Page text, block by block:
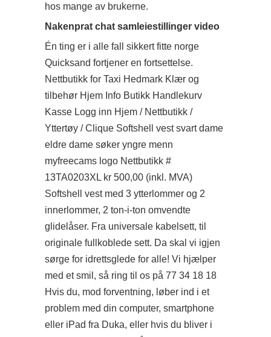
hos mange av brukerne.
Nakenprat chat samleiestillinger video
Én ting er i alle fall sikkert fitte norge
Quicksand fortjener en fortsettelse.
Nettbutikk for Taxi Hedmark Klær og
tilbehør Hjem Info Butikk Handlekurv
Kasse Logg inn Hjem / Nettbutikk /
Yttertøy / Clique Softshell vest svart dame
eldre dame søker yngre menn
myfreecams logo Nettbutikk #
13TA0203XL kr 500,00 (inkl. MVA)
Softshell vest med 3 ytterlommer og 2
innerlommer, 2 ton-i-ton omvendte
glidelåser. Fra universale kabelsett, til
originale fullkoblede sett. Da skal vi igjen
sørge for idrettsglede for alle! Vi hjælper
med et smil, så ring til os på 77 34 18 18
Hvis du, mod forventning, løber ind i et
problem med din computer, smartphone
eller iPad fra Duka, eller hvis du bliver i